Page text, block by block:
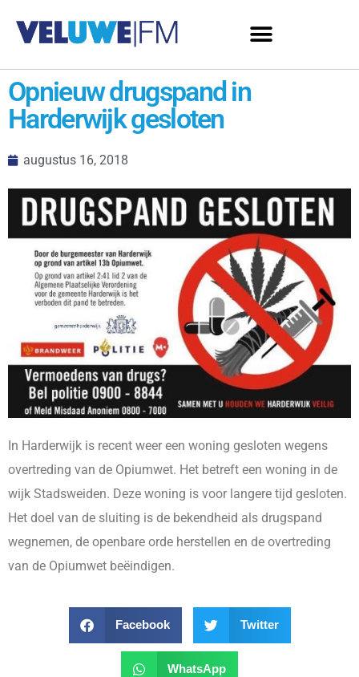
Opnieuw drugspand in
Harderwijk gesloten
augustus 16, 2018
In Harderwijk is recent weer een woning gesloten wegens
overtreding van de Opiumwet. Het betreft een woning in de
wijk Stadsweiden. Deze woning is voor langere tijd gesloten.
Het doel van de sluiting is de bekendheid als drugspand
wegnemen, de openbare orde herstellen en de overtreding
van de Opiumwet beëindigen.
Facebook Twitter
WhatsApp